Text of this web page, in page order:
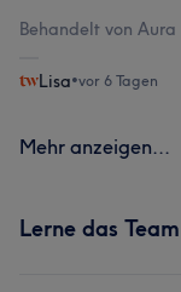
Behandelt von Aura
Lisa•vor 6 Tagen
Mehr anzeigen...
Lerne das